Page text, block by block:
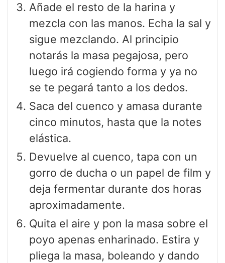
Añade el resto de la harina y
mezcla con las manos. Echa la sal y
sigue mezclando. Al principio
notarás la masa pegajosa, pero
luego irá cogiendo forma y ya no
se te pegará tanto a los dedos.
Saca del cuenco y amasa durante
cinco minutos, hasta que la notes
elástica.
Devuelve al cuenco, tapa con un
gorro de ducha o un papel de film y
deja fermentar durante dos horas
aproximadamente.
Quita el aire y pon la masa sobre el
poyo apenas enharinado. Estira y
pliega la masa, boleando y dando